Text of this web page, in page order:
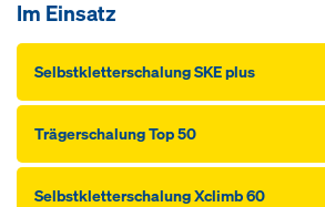
Im Einsatz
Selbstkletterschalung SKE plus
Träger­schalung Top 50
Selbstkletterschalung Xclimb 60